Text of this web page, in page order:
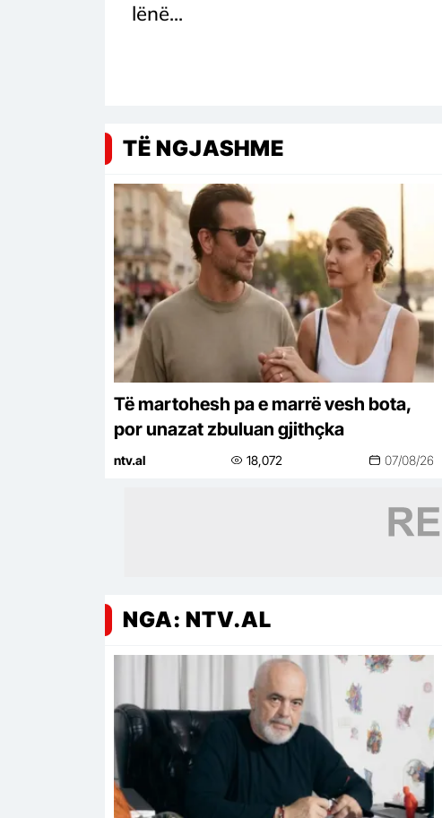
lënë...
TË NGJASHME
Të martohesh pa e marrë vesh bota,
por unazat zbuluan gjithçka
ntv.al 18,072 07/08/26
NGA: NTV.AL